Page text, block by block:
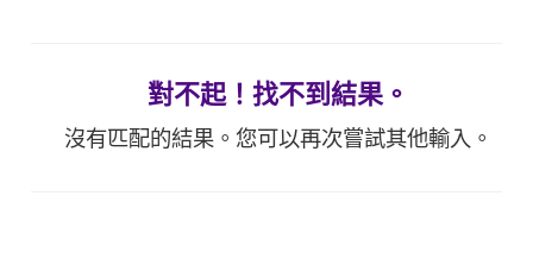
對不起！找不到結果。
沒有匹配的結果。您可以再次嘗試其他輸入。